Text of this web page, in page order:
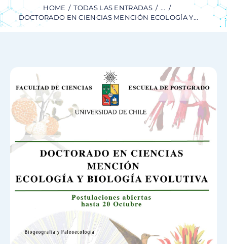
HOME TODAS LAS ENTRADAS
...
DOCTORADO EN CIENCIAS MENCIÓN ECOLOGÍA Y...